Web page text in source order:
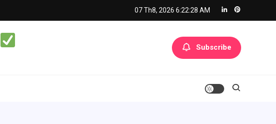
07 Th8, 2026 6:22:28 AM
Subscribe